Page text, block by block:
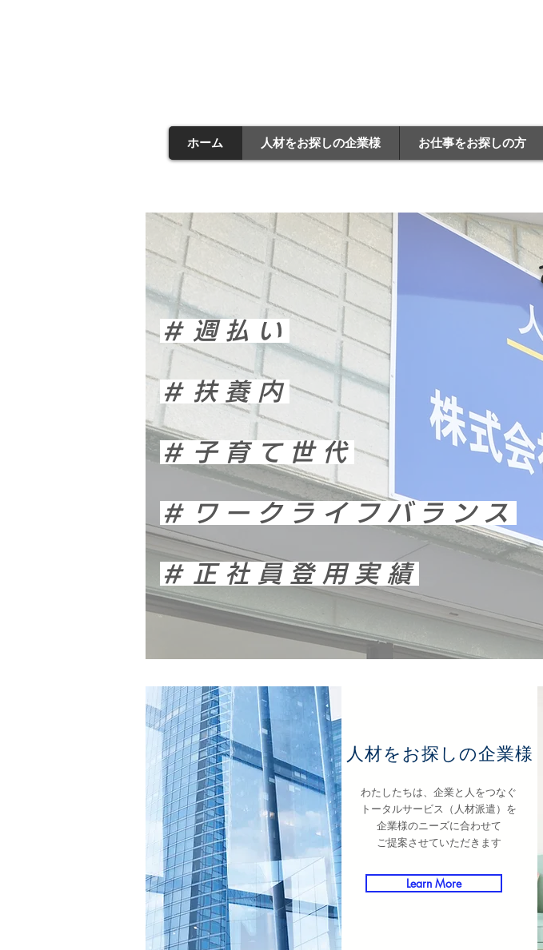
ホーム 人材をお探しの企業様 お仕事をお探しの方
＃週払い
＃扶養内
＃子育て世代
＃ワークライフバランス
＃正社員登用実績
​人材をお探しの企業様
わたしたちは、企業と人をつなぐ
トータルサービス（人材派遣）を
企業様のニーズに合わせて
ご提案させていただきます
Learn More